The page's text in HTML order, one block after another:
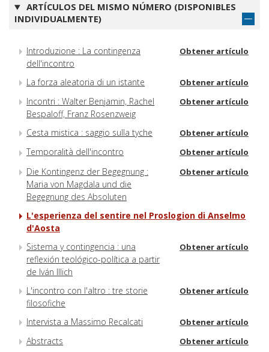
ARTÍCULOS DEL MISMO NÚMERO (DISPONIBLES
INDIVIDUALMENTE)
Introduzione : La contingenza
dell'incontro
Obtener artículo
La forza aleatoria di un istante Obtener artículo
Incontri : Walter Benjamin, Rachel
Bespaloff, Franz Rosenzweig
Obtener artículo
Cesta mistica : saggio sulla tyche Obtener artículo
Temporalità dell'incontro Obtener artículo
Die Kontingenz der Begegnung :
Maria von Magdala und die
Begegnung des Absoluten
Obtener artículo
L'esperienza del sentire nel Proslogion di Anselmo
d'Aosta
Sistema y contingencia : una
reflexión teológico-política a partir
de Iván Illich
Obtener artículo
L'incontro con l'altro : tre storie
filosofiche
Obtener artículo
Intervista a Massimo Recalcati Obtener artículo
Abstracts Obtener artículo